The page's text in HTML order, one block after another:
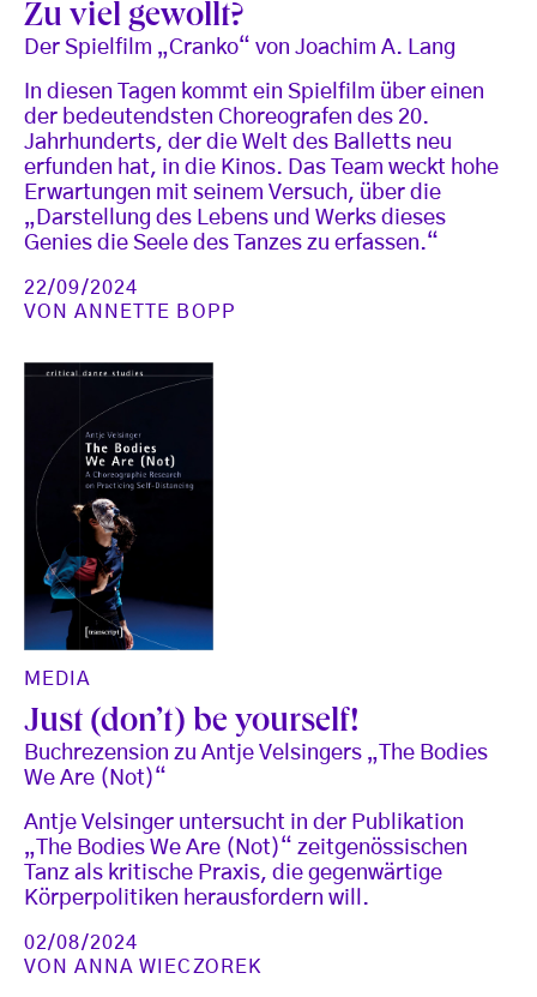
Zu viel gewollt?
Der Spielfilm „Cranko“ von Joachim A. Lang
In diesen Tagen kommt ein Spielfilm über einen
der bedeutendsten Choreografen des 20.
Jahrhunderts, der die Welt des Balletts neu
erfunden hat, in die Kinos. Das Team weckt hohe
Erwartungen mit seinem Versuch, über die
„Darstellung des Lebens und Werks dieses
Genies die Seele des Tanzes zu erfassen.“
22/09/2024
VONANNETTE BOPP
MEDIA
Just (don’t) be yourself!
Buchrezension zu Antje Velsingers „The Bodies
We Are (Not)“
Antje Velsinger untersucht in der Publikation
„The Bodies We Are (Not)“ zeitgenössischen
Tanz als kritische Praxis, die gegenwärtige
Körperpolitiken herausfordern will.
02/08/2024
VONANNA WIECZOREK